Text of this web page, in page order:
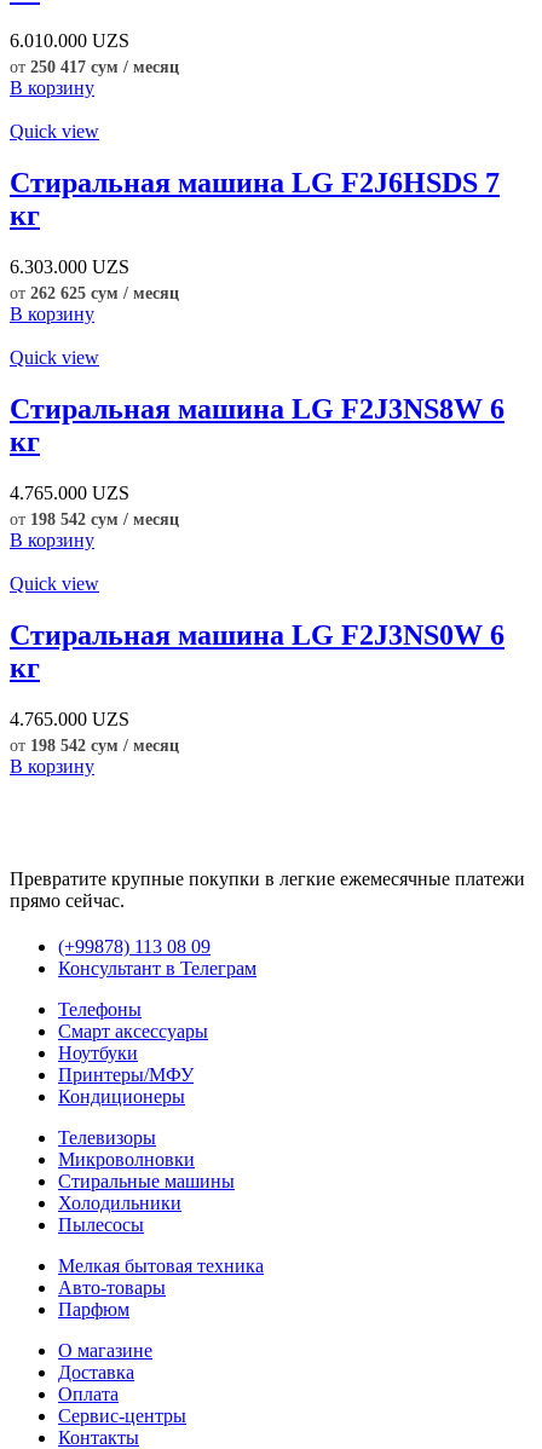
6.010.000 UZS
от 250 417 сум / месяц
В корзину
Quick view
Стиральная машина LG F2J6HSDS 7
кг
6.303.000 UZS
от 262 625 сум / месяц
В корзину
Quick view
Стиральная машина LG F2J3NS8W 6
кг
4.765.000 UZS
от 198 542 сум / месяц
В корзину
Quick view
Стиральная машина LG F2J3NS0W 6
кг
4.765.000 UZS
от 198 542 сум / месяц
В корзину
Превратите крупные покупки в легкие ежемесячные платежи
прямо сейчас.
(+99878) 113 08 09
Консультант в Телеграм
Телефоны
Смарт аксессуары
Ноутбуки
Принтеры/МФУ
Кондиционеры
Телевизоры
Микроволновки
Стиральные машины
Холодильники
Пылесосы
Мелкая бытовая техника
Авто-товары
Парфюм
О магазине
Доставка
Оплата
Сервис-центры
Контакты